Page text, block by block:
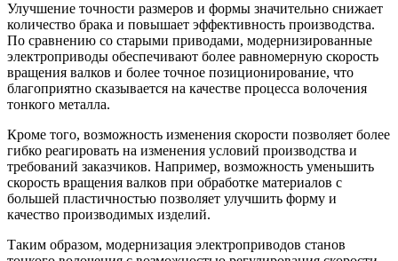
Улучшение точности размеров и формы значительно снижает
количество брака и повышает эффективность производства.
По сравнению со старыми приводами, модернизированные
электроприводы обеспечивают более равномерную скорость
вращения валков и более точное позиционирование, что
благоприятно сказывается на качестве процесса волочения
тонкого металла.
Кроме того, возможность изменения скорости позволяет более
гибко реагировать на изменения условий производства и
требований заказчиков. Например, возможность уменьшить
скорость вращения валков при обработке материалов с
большей пластичностью позволяет улучшить форму и
качество производимых изделий.
Таким образом, модернизация электроприводов станов